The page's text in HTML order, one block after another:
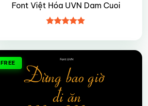
Font Việt Hóa UVN Dam Cuoi
hạng4.95
FREE